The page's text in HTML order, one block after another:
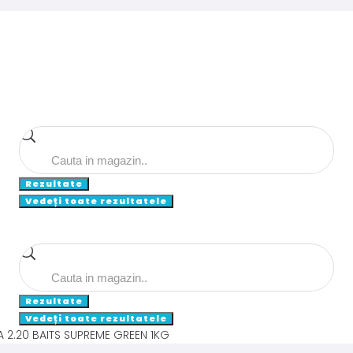
Search
...
Rezultate
Vedeți toate rezultatele
Search
...
Rezultate
Vedeți toate rezultatele
2.20 BAITS SUPREME GREEN 1KG